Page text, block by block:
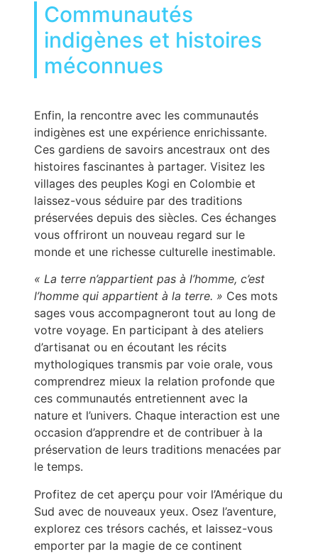
Communautés
indigènes et histoires
méconnues
Enfin, la rencontre avec les communautés
indigènes est une expérience enrichissante.
Ces gardiens de savoirs ancestraux ont des
histoires fascinantes à partager. Visitez les
villages des peuples Kogi en Colombie et
laissez-vous séduire par des traditions
préservées depuis des siècles. Ces échanges
vous offriront un nouveau regard sur le
monde et une richesse culturelle inestimable.
« La terre n’appartient pas à l’homme, c’est
l’homme qui appartient à la terre. » Ces mots
sages vous accompagneront tout au long de
votre voyage. En participant à des ateliers
d’artisanat ou en écoutant les récits
mythologiques transmis par voie orale, vous
comprendrez mieux la relation profonde que
ces communautés entretiennent avec la
nature et l’univers. Chaque interaction est une
occasion d’apprendre et de contribuer à la
préservation de leurs traditions menacées par
le temps.
Profitez de cet aperçu pour voir l’Amérique du
Sud avec de nouveaux yeux. Osez l’aventure,
explorez ces trésors cachés, et laissez-vous
emporter par la magie de ce continent